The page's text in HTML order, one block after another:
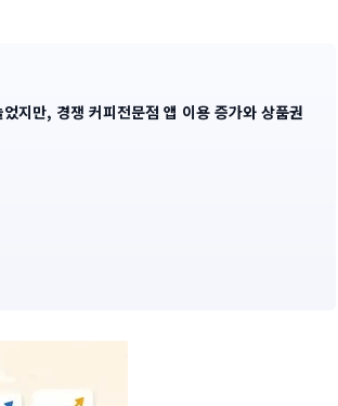
지만, 경쟁 커피전문점 앱 이용 증가와 상품권